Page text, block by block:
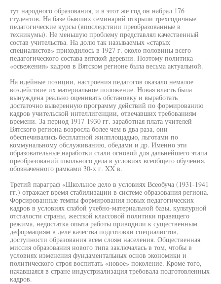
тут народного образования, и в этот же год он набрал 176
студентов. На базе бывших семинарий открыли трехгодичные
педагогические курсы (впоследствии преобразованные в
техникумы). Не меньшую проблему представлял качественный
состав учительства. На долю так называемых «старых
специалистов» приходилось в 1927 г. около половины всего
педагогического состава вятской деревни. Поэтому политика
«освежения» кадров в Вятском регионе была весьма актуальной.
На идейные позиции, настроения педагогов оказало немалое
воздействие их материальное положение. Новая власть была
вынуждена реально оценивать обстановку и выработать
достаточно выверенную программу действий по формированию
кадров учительской интеллигенции, отвечавших требованиям
времени. За период 1917-1930 гг. заработная плата учителей
Вятского региона возросла более чем в два раза, они
обеспечивались бесплатной жилплощадью, льготами по
коммунальному обслуживанию, обедами и др. Именно эти
образовательные наработки стали основой для дальнейшего этапа
преобразований школьного дела в условиях всеобщего обучения,
обозначенного рамками 30-х г. XX в.
Третий параграф «Школьное дело в условиях Всеобуча (1931-1941
гг.) отражает время стабилизации в системе образования региона.
Форсированные темпы формирования новых педагогических
кадров в условиях слабой учебно-материальной базы, культурной
отсталости страны, жесткой классовой политики правящего
режима, недостатка опыта работы приводили к существенным
деформациям в деле качества подготовки специалистов,
доступности образования всем слоям населения. Общественная
миссия образования нового типа заключалась в том, чтобы в
условиях изменения фундаментальных основ экономики и
политического строя воспитать «новое» поколение. Кроме того,
начавшаяся в стране индустриализация требовала подготовленных
кадров.